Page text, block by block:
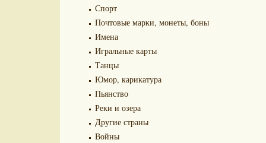
Спорт
Почтовые марки, монеты, боны
Имена
Игральные карты
Танцы
Юмор, карикатура
Пьянство
Реки и озера
Другие страны
Войны